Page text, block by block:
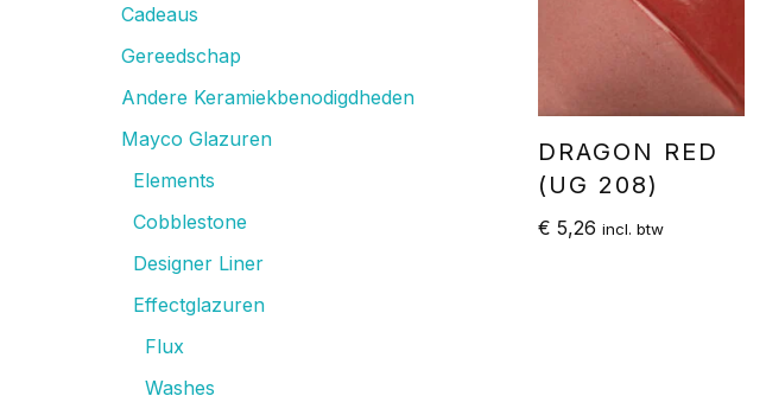
Cadeaus
Gereedschap
Andere Keramiekbenodigdheden
Mayco Glazuren
Elements
Cobblestone
Designer Liner
Effectglazuren
Flux
Washes
DRAGON RED
(UG 208)
€ 5,26 incl. btw